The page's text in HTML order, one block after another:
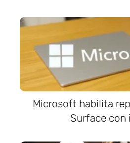
Microsoft habilita
Surface con